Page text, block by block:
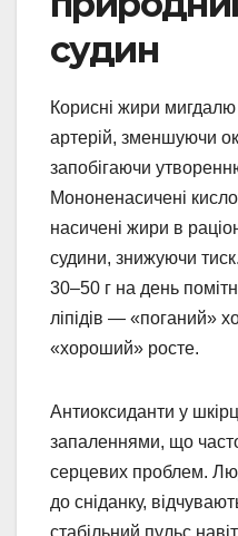
судин
Корисні жири
артерій, зменшуючи
запобігаючи
Мононенасичені
насичені жири в
судини, знижуючи
30–50 г на день
ліпідів — «поганий»
«хороший» росте.
Антиоксиданти у
запаленнями, що
серцевих проблем.
до сніданку,
стабільний пульс